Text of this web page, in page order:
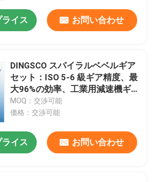
イス お問い合わせ
DINGSCO スパイラルベベルギア
セット：ISO 5-6 級ギア精度、最
大96%の効率、工業用減速機ギア
向け浸炭鋼材
MOQ：交渉可能
価格：交渉可能
イス お問い合わせ